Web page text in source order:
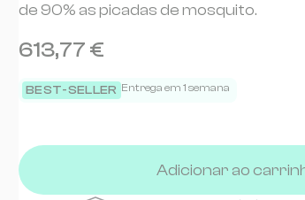
de 90% as picadas de mosquito.
613,77 €
BEST-SELLER Entrega em 1 semana
Adicionar ao